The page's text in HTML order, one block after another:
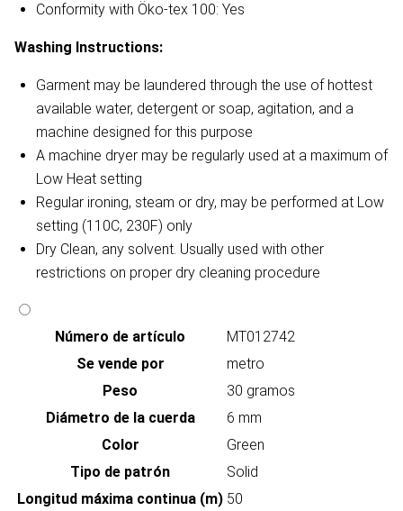
Conformity with Öko-tex 100: Yes
Washing Instructions:
Garment may be laundered through the use of hottest
available water, detergent or soap, agitation, and a
machine designed for this purpose
A machine dryer may be regularly used at a maximum of
Low Heat setting
Regular ironing, steam or dry, may be performed at Low
setting (110C, 230F) only
Dry Clean, any solvent. Usually used with other
restrictions on proper dry cleaning procedure
Número de artículo
MT012742
Se vende por
metro
Peso
30 gramos
Diámetro de la cuerda
6 mm
Color
Green
Tipo de patrón
Solid
Longitud máxima continua (m) 50